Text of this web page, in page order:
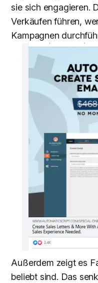
sie sich engagieren.
Verkäufen führen,
Kampagnen
Außerdem zeigt es
beliebt sind. Das